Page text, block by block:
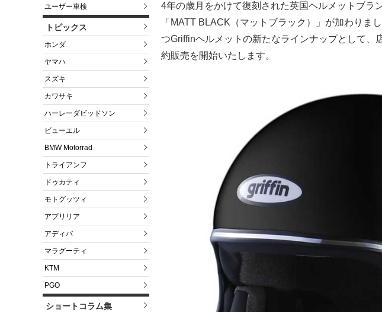
ユーザー車検
トピックス
ホンダ
ヤマハ
スズキ
カワサキ
ハーレーダビッドソン
ビューエル
BMW Motorrad
トライアンフ
ドゥカティ
モトグッツィ
アプリリア
アディバ
マラグーティ
KTM
PGO
ショートコラム集
4年の歳月をかけて復刻された英国ヘルメットブラ
「MATT BLACK（マットブラック）」が加わりま
つGriffinヘルメットの新たなラインナップとして、
約販売を開始いたします。